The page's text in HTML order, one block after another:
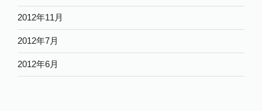
2012年11月
2012年7月
2012年6月